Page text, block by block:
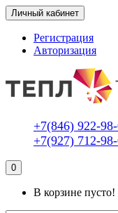
Личный кабинет
Регистрация
Авторизация
+7(846) 922-
+7(927) 712-
0
В корзине пусто!